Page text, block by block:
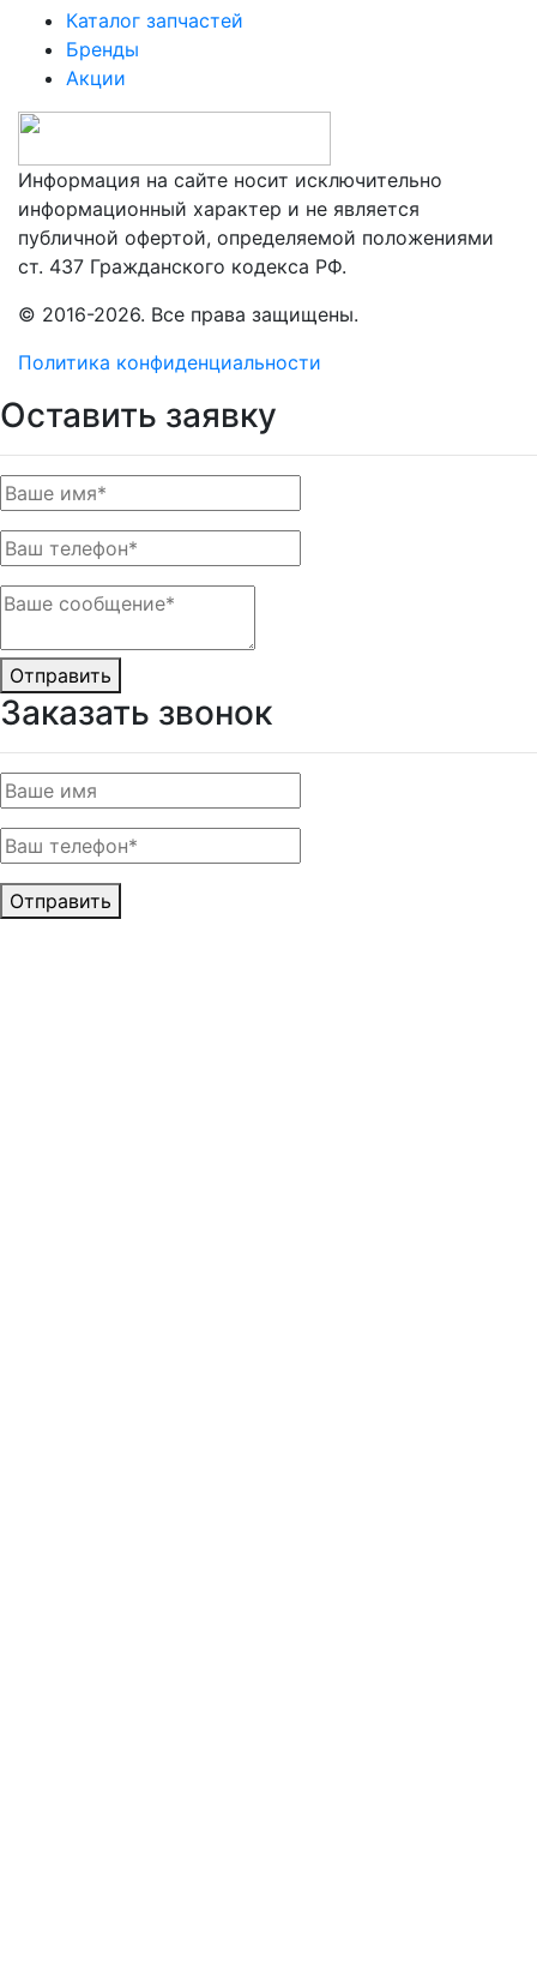
Информация на сайте носит исключительно
информационный характер и не является
публичной офертой, определяемой положениями
ст. 437 Гражданского кодекса РФ.
Каталог запчастей
Бренды
Акции
© 2016-2026. Все права защищены.
Политика конфиденциальности
Оставить заявку
Отправить
Заказать звонок
Отправить